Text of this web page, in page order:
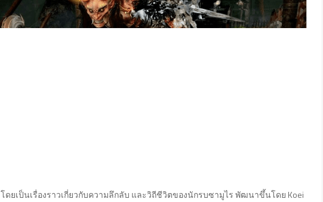
โดยเป็นเรื่องราวเกี่ยวกับความลึกลับ และวิถีชีวิตของนักรบซามูไร พัฒนาขึ้นโดย Koei